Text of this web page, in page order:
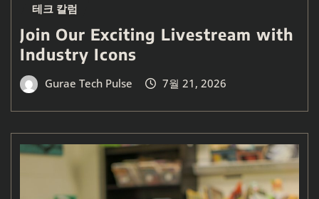
테크 칼럼
Join Our Exciting Livestream with
Industry Icons
Gurae Tech Pulse 7월 21, 2026